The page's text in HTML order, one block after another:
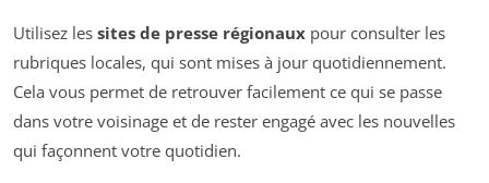
Utilisez les sites de presse régionaux pour consulter les
rubriques locales, qui sont mises à jour quotidiennement.
Cela vous permet de retrouver facilement ce qui se passe
dans votre voisinage et de rester engagé avec les nouvelles
qui façonnent votre quotidien.